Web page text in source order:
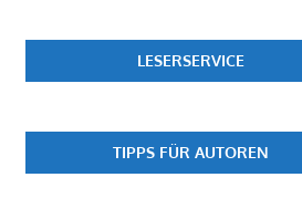
LESERSERVICE
TIPPS FÜR AUTOREN